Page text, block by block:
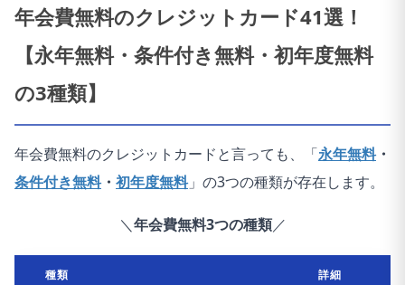
年会費無料のクレジットカード41選！
【永年無料・条件付き無料・初年度無料
の3種類】
年会費無料のクレジットカードと言っても、 「永年無料・
条件付き無料・ 初年度無料」の3つの種類が存在します。
＼年会費無料3つの種類／
種類 詳細